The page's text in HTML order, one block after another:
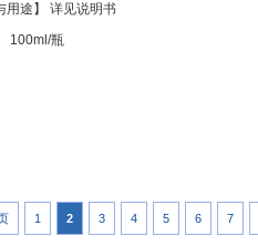
用途】 详见说明书
100ml/瓶
1 2 3 4 5 6 7